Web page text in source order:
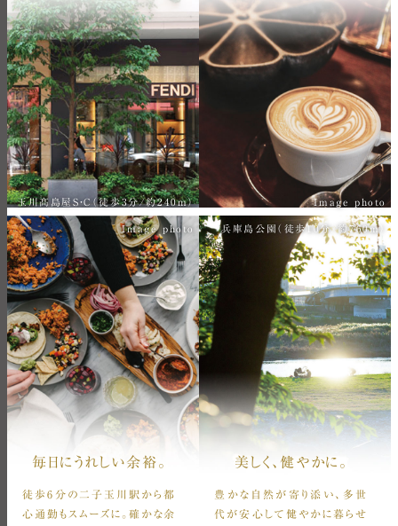
玉川髙島屋S・C（徒歩3分/約240m） Image photo
毎日にうれしい余裕。
徒歩6分の二子玉川駅から都
心通勤もスムーズに。確かな余
Image photo
美しく、健やかに。
豊かな自然が寄り添い、多世
代が安心して健やかに暮らせ
兵庫島公園（徒歩10分/約760m）